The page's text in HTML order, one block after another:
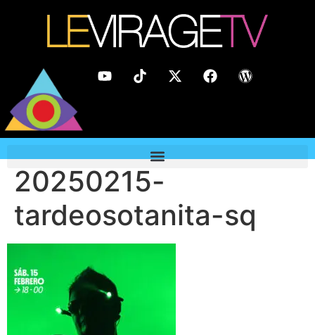
20250215-
tardeosotanita-sq